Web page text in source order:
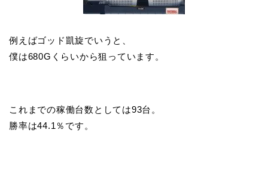
例えばゴッド凱旋でいうと、
僕は680Gくらいから狙っています。
これまでの稼働台数としては93台。
勝率は44.1％です。